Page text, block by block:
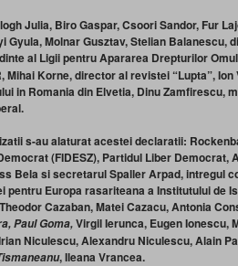
Julia, Biro Gaspar, Csoori Sandor, Fur
Gyula, Molnar Gusztav, Stelian Balanescu,
al Ligii pentru Apararea Drepturilor
Korne, director al revistei “Lupta”,
in Romania din Elvetia, Dinu Zamfirescu,
s-au alaturat acestei declaratii:
(FIDESZ), Partidul Liber Democrat,
Bela si secretarul Spaller Arpad, intregul
pentru Europa rasariteana a Institutului de
Cazaban, Matei Cazacu, Antonia
Paul Goma,Virgil Ierunca, Eugen Ionescu,
Niculescu, Alexandru Niculescu, Alain
, Ileana Vrancea.